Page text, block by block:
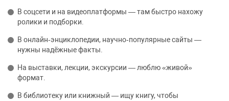
В соцсети и на видеоплатформы — там быстро нахожу
ролики и подборки.
В онлайн‑энциклопедии, научно‑популярные сайты —
нужны надёжные факты.
На выставки, лекции, экскурсии — люблю «живой»
формат.
В библиотеку или книжный — ищу книгу, чтобы